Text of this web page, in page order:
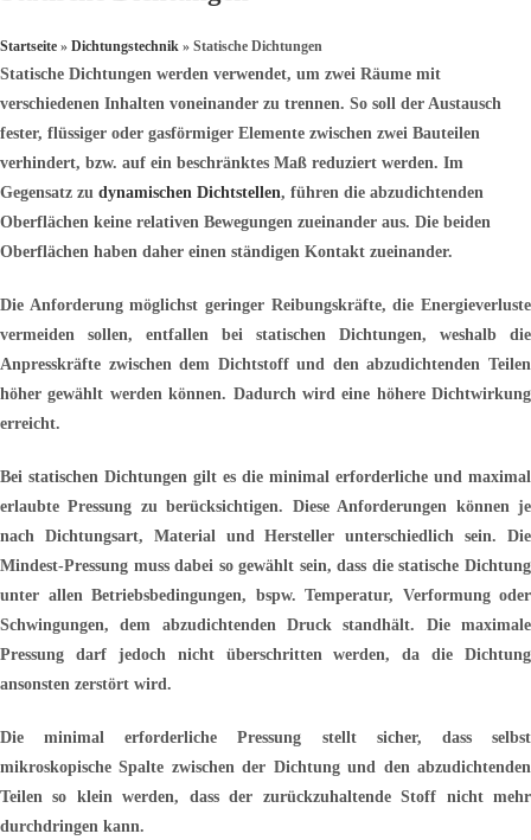
Startseite » Dichtungstechnik » Statische Dichtungen
Statische Dichtungen werden verwendet, um zwei Räume mit
verschiedenen Inhalten voneinander zu trennen. So soll der Austausch
fester, flüssiger oder gasförmiger Elemente zwischen zwei Bauteilen
verhindert, bzw. auf ein beschränktes Maß reduziert werden. Im
Gegensatz zu dynamischen Dichtstellen, führen die abzudichtenden
Oberflächen keine relativen Bewegungen zueinander aus. Die beiden
Oberflächen haben daher einen ständigen Kontakt zueinander.
Die Anforderung möglichst geringer Reibungskräfte, die Energieverluste
vermeiden sollen, entfallen bei statischen Dichtungen, weshalb die
Anpresskräfte zwischen dem Dichtstoff und den abzudichtenden Teilen
höher gewählt werden können. Dadurch wird eine höhere Dichtwirkung
erreicht.
Bei statischen Dichtungen gilt es die minimal erforderliche und maximal
erlaubte Pressung zu berücksichtigen. Diese Anforderungen können je
nach Dichtungsart, Material und Hersteller unterschiedlich sein. Die
Mindest-Pressung muss dabei so gewählt sein, dass die statische Dichtung
unter allen Betriebsbedingungen, bspw. Temperatur, Verformung oder
Schwingungen, dem abzudichtenden Druck standhält. Die maximale
Pressung darf jedoch nicht überschritten werden, da die Dichtung
ansonsten zerstört wird.
Die minimal erforderliche Pressung stellt sicher, dass selbst
mikroskopische Spalte zwischen der Dichtung und den abzudichtenden
Teilen so klein werden, dass der zurückzuhaltende Stoff nicht mehr
durchdringen kann.